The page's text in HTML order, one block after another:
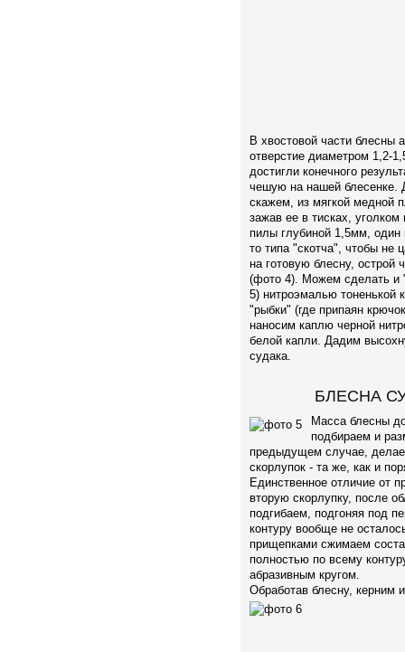
В хвостовой части блесны
отверстие диаметром 1,2-
достигли конечного
чешую на нашей блесенке.
скажем, из мягкой медной
зажав ее в тисках,
пилы глубиной 1,5мм, один
то типа "скотча", чтобы не
на готовую блесну, острой
(фото 4). Можем сделать и
5) нитроэмалью тоненькой
"рыбки" (где припаян
наносим каплю черной
белой капли. Дадим
судака.
БЛЕСНА
Масса блесны
подбираем и
предыдущем случае,
скорлупок - та же, как и
Единственное отличие от
вторую скорлупку, после
подгибаем, подгоняя под
контуру вообще не
прищепками сжимаем
полностью по всему
абразивным кругом.
Обработав блесну, керним